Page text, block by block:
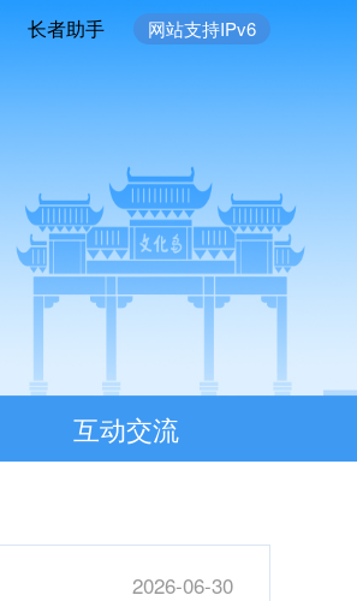
长者助手 网站支持IPv6
互动交流
2026-06-30